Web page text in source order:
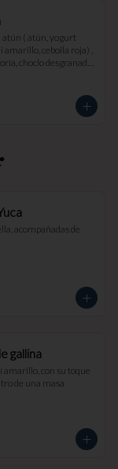
atún ( atún, yogurt
amarillo, cebolla roja) ,
choclo desgranado
acompañadas de
gallina
amarillo, con su toque
de una masa